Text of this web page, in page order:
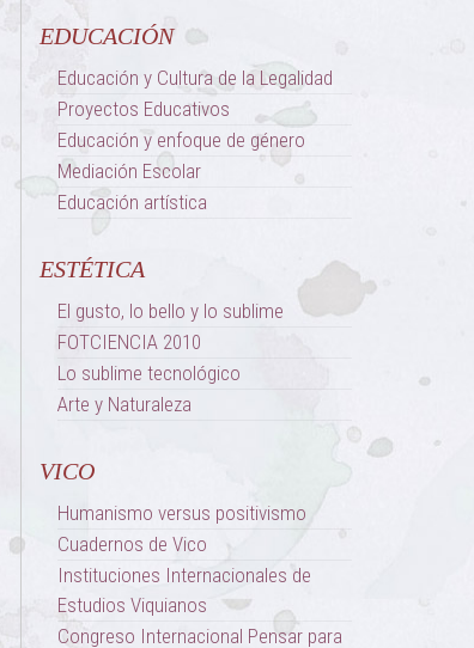
EDUCACIÓN
Educación y Cultura de la Legalidad
Proyectos Educativos
Educación y enfoque de género
Mediación Escolar
Educación artística
ESTÉTICA
El gusto, lo bello y lo sublime
FOTCIENCIA 2010
Lo sublime tecnológico
Arte y Naturaleza
VICO
Humanismo versus positivismo
Cuadernos de Vico
Instituciones Internacionales de
Estudios Viquianos
Congreso Internacional Pensar para